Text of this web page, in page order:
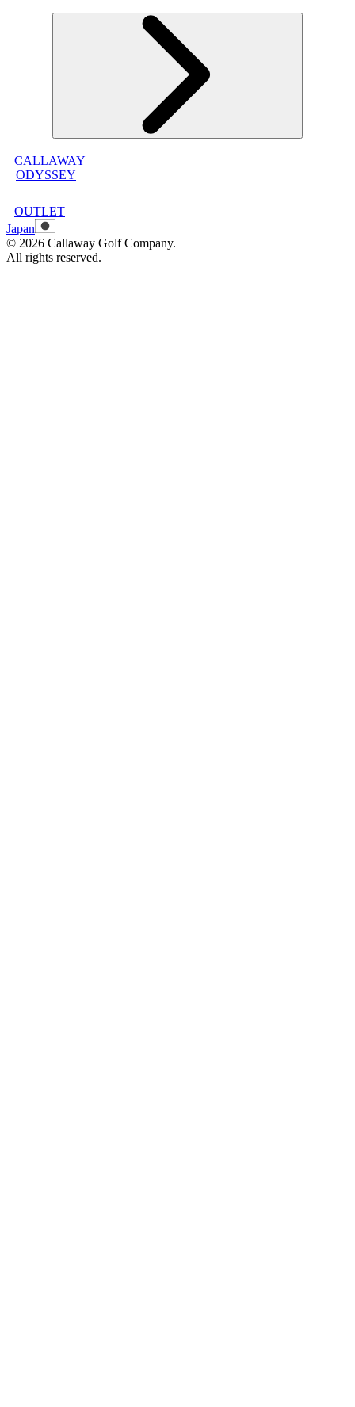
オンラインストア利用規約
プライバシーポリシー
特定商取引法に基づく表示
古物営業法に基づく表示
CALLAWAY
ODYSSEY
OUTLET
Japan
© 2026 Callaway Golf Company.
All rights reserved.